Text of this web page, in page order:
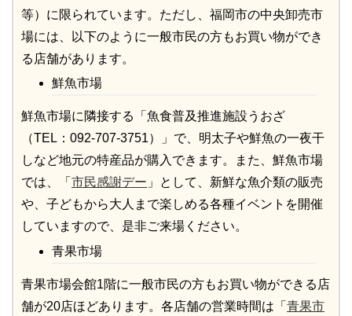
等）に限られています。ただし、福岡市の中央卸売市
場には、以下のように一般市民の方もお買い物ができ
る店舗があります。
鮮魚市場
鮮魚市場に隣接する「魚食普及推進施設うおざ
（TEL：092-707-3751）」で、明太子や鮮魚の一夜干
しなど地元の特産品が購入できます。また、鮮魚市場
では、「 市民感謝デー 」として、新鮮な魚介類の販売
や、子どもから大人まで楽しめる各種イベントを開催
していますので、是非ご来場ください。
青果市場
青果市場会館1階に一般市民の方もお買い物ができる店
舗が20店ほどあります。各店舗の営業時間は「 青果市